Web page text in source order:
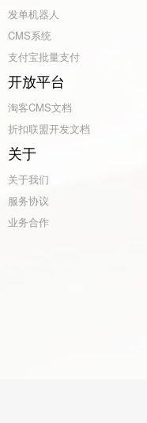
发单机器人
CMS系统
支付宝批量支付
开放平台
淘客CMS文档
折扣联盟开发文档
关于
关于我们
服务协议
业务合作